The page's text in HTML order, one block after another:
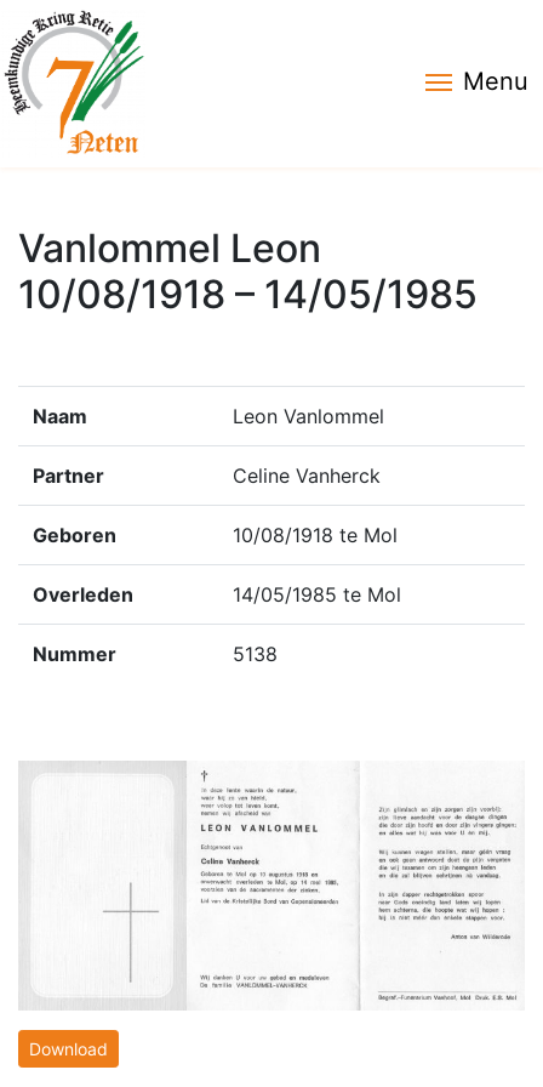
Menu
Vanlommel Leon
10/08/1918 – 14/05/1985
Naam Leon Vanlommel
Partner Celine Vanherck
Geboren 10/08/1918 te Mol
Overleden 14/05/1985 te Mol
Nummer 5138
Download